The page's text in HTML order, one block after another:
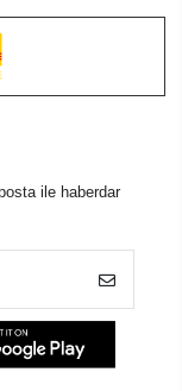
ile haberdar